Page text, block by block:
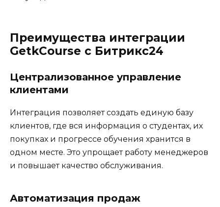
Преимущества интеграции
GetkCourse с Битрикс24
Централизованное управление
клиентами
Интеграция позволяет создать единую базу
клиентов, где вся информация о студентах, их
покупках и прогрессе обучения хранится в
одном месте. Это упрощает работу менеджеров
и повышает качество обслуживания.
Автоматизация продаж